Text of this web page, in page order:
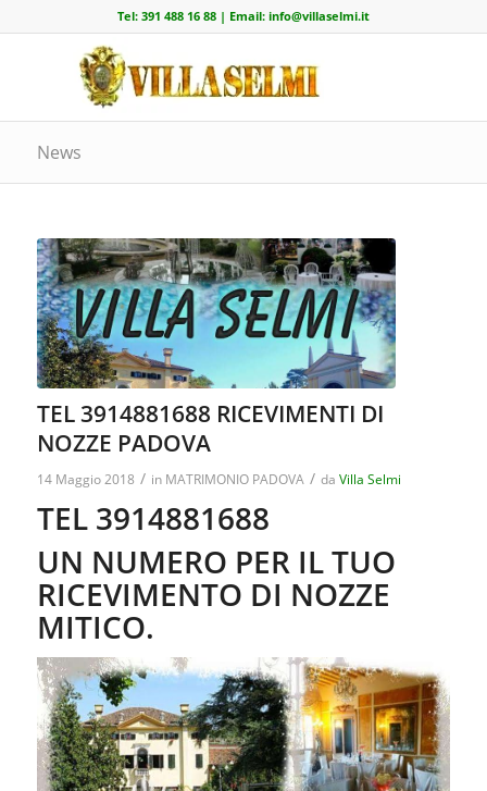
Tel: 391 488 16 88| Email: info@villaselmi.it
News
TEL 3914881688 RICEVIMENTI DI
NOZZE PADOVA
14 Maggio 2018 / in MATRIMONIO PADOVA / da Villa Selmi
TEL 3914881688
UN NUMERO PER IL TUO
RICEVIMENTO DI NOZZE
MITICO.